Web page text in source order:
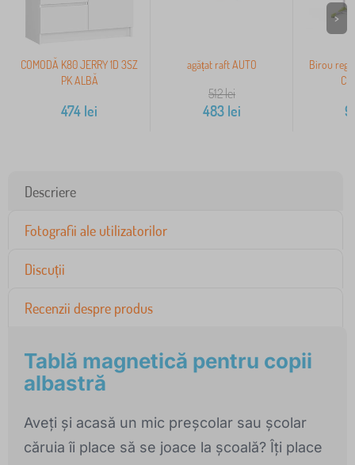
COMODĂ K80 JERRY 1D 3SZ
PK ALBĂ
474 lei
agățat raft AUTO
512lei
483 lei
Birou
>
Descriere
Fotografii ale utilizatorilor
Discuții
Recenzii despre produs
Tablă magnetică pentru copii
albastră
Aveți și acasă un mic preșcolar sau școlar
căruia îi place să se joace la școală? Îți place